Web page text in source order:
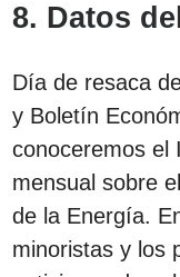
8. Datos
Día de resaca
y Boletín
conoceremos el
mensual sobre
de la Energía.
minoristas y los